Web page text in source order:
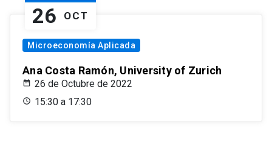
26 OCT
Microeconomía Aplicada
Ana Costa Ramón, University of Zurich
26 de Octubre de 2022
15:30 a 17:30